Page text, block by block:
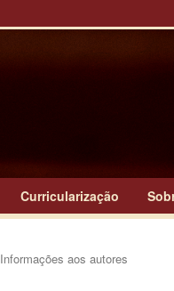
Curricularização
Informações aos autores